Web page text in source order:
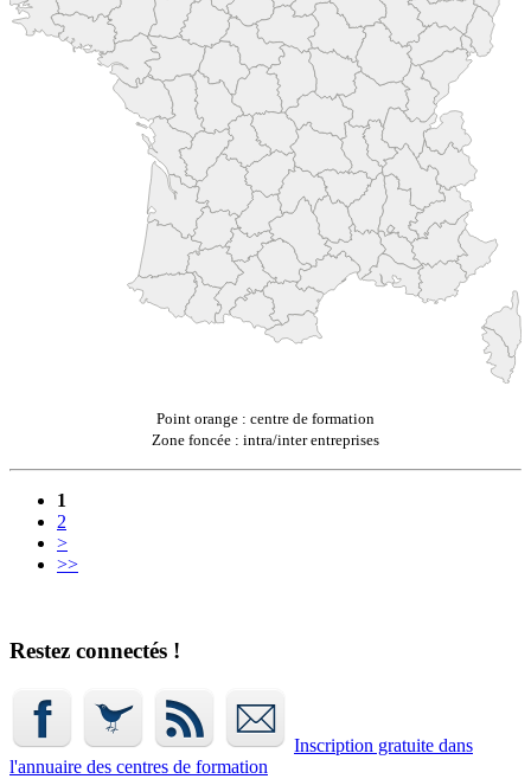
Point orange : centre de formation
Zone foncée : intra/inter entreprises
1
2
>
>>
Restez connectés !
Inscription gratuite dans
l'annuaire des centres de formation